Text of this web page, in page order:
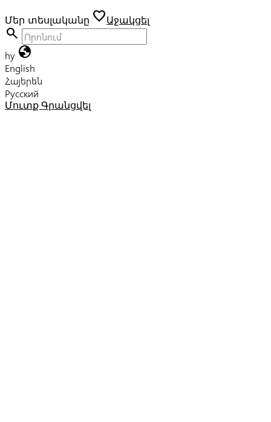
Մեր տեսլականը favoriteԱջակցել
search
hy globe
English
Հայերեն
Русский
Մուտք Գրանցվել